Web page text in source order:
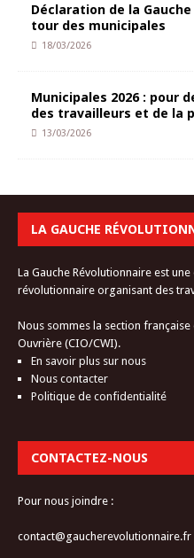
Déclaration de la
tour des municipales
18/03/2026
Municipales 2026 : pour
des travailleurs et de la
13/03/2026
LA GAUCHE
La Gauche Révolutionnaire est
révolutionnaire organisant des
Nous sommes la section
Ouvrière (CIO/CWI).
En savoir plus sur nous
Nous contacter
Politique de confidentialité
CONTACTEZ-NOUS
Pour nous joindre :
contact@gaucherevolutionnaire.fr